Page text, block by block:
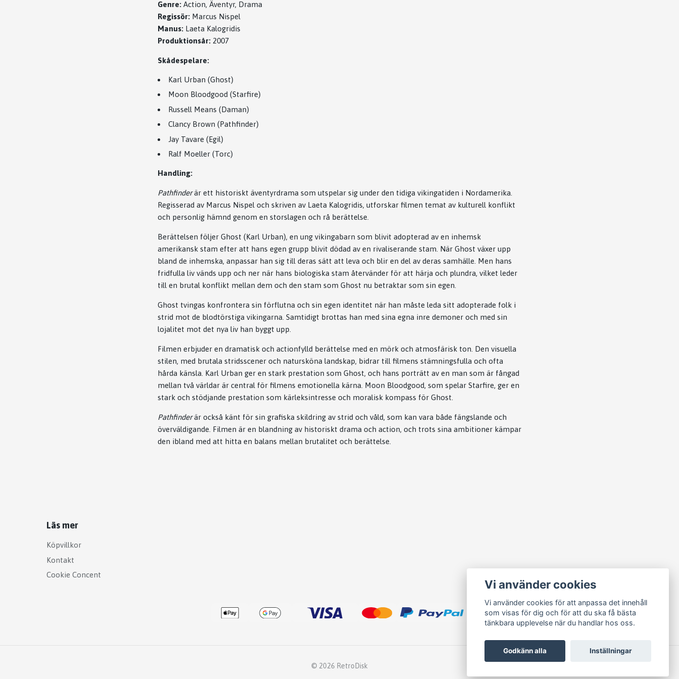
Genre: Action, Äventyr, Drama
Regissör: Marcus Nispel
Manus: Laeta Kalogridis
Produktionsår: 2007
Skådespelare:
Karl Urban (Ghost)
Moon Bloodgood (Starfire)
Russell Means (Daman)
Clancy Brown (Pathfinder)
Jay Tavare (Egil)
Ralf Moeller (Torc)
Handling:
Pathfinderär ett historiskt äventyrdrama som utspelar sig under den tidiga vikingatiden i Nordamerika.
Regisserad av Marcus Nispel och skriven av Laeta Kalogridis, utforskar filmen temat av kulturell konflikt
och personlig hämnd genom en storslagen och rå berättelse.
Berättelsen följer Ghost (Karl Urban), en ung vikingabarn som blivit adopterad av en inhemsk
amerikansk stam efter att hans egen grupp blivit dödad av en rivaliserande stam. När Ghost växer upp
bland de inhemska, anpassar han sig till deras sätt att leva och blir en del av deras samhälle. Men hans
fridfulla liv vänds upp och ner när hans biologiska stam återvänder för att härja och plundra, vilket leder
till en brutal konflikt mellan dem och den stam som Ghost nu betraktar som sin egen.
Ghost tvingas konfrontera sin förflutna och sin egen identitet när han måste leda sitt adopterade folk i
strid mot de blodtörstiga vikingarna. Samtidigt brottas han med sina egna inre demoner och med sin
lojalitet mot det nya liv han byggt upp.
Filmen erbjuder en dramatisk och actionfylld berättelse med en mörk och atmosfärisk ton. Den visuella
stilen, med brutala stridsscener och natursköna landskap, bidrar till filmens stämningsfulla och ofta
hårda känsla. Karl Urban ger en stark prestation som Ghost, och hans porträtt av en man som är fångad
mellan två världar är central för filmens emotionella kärna. Moon Bloodgood, som spelar Starfire, ger en
stark och stödjande prestation som kärleksintresse och moralisk kompass för Ghost.
Pathfinderär också känt för sin grafiska skildring av strid och våld, som kan vara både fängslande och
överväldigande. Filmen är en blandning av historiskt drama och action, och trots sina ambitioner kämpar
den ibland med att hitta en balans mellan brutalitet och berättelse.
Läs mer
Köpvillkor
Kontakt
Cookie Concent
© 2026 RetroDisk
Vi använder cookies
Vi använder cookies för att anpassa det innehåll
som visas för dig och för att du ska få bästa
tänkbara upplevelse när du handlar hos oss.
Godkänn alla Inställningar